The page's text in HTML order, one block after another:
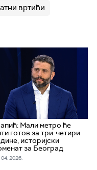
вртићи
Мали метро ће
готов за три-четири
историјски
за Београд
04. 2026.